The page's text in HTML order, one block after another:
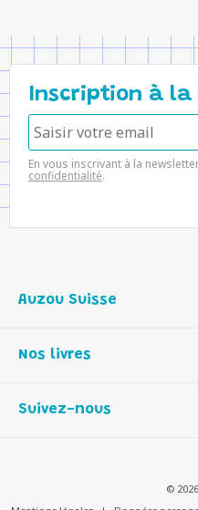
Inscription à
En vous inscrivant à la
confidentialité.
Auzou Suisse
Notre histoire
Contactez-nous
Nos livres
Livres enfants
Suivez-nous
©